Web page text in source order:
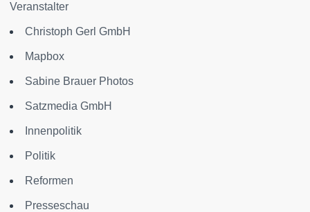
Veranstalter
Christoph Gerl GmbH
Mapbox
Sabine Brauer Photos
Satzmedia GmbH
Innenpolitik
Politik
Reformen
Presseschau